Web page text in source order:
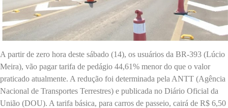
A partir de zero hora deste sábado (14), os usuários da BR-393 (Lúcio
Meira), vão pagar tarifa de pedágio 44,61% menor do que o valor
praticado atualmente. A redução foi determinada pela ANTT (Agência
Nacional de Transportes Terrestres) e publicada no Diário Oficial da
União (DOU). A tarifa básica, para carros de passeio, cairá de R$ 6,50